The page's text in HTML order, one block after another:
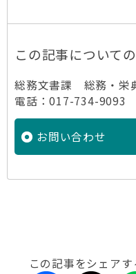
この記事について
総務文書課 総務・栄
電話：017-734-9093
お問い合わせ
この記事をシェアす